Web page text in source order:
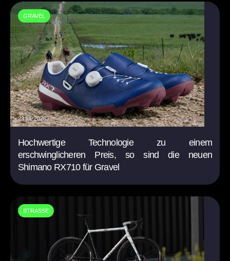
GRAVEL
23 jul. 2026
Hochwertige Technologie zu einem
erschwinglicheren Preis, so sind die neuen
Shimano RX710 für Gravel
STRASSE